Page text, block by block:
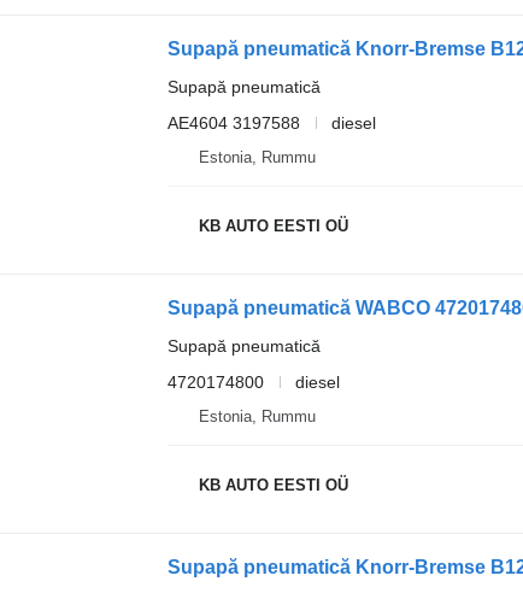
Supapă pneumatică
AE4604 3197588
diesel
Estonia, Rummu
KB AUTO EESTI OÜ
Supapă pneumatică
4720174800
diesel
Estonia, Rummu
KB AUTO EESTI OÜ